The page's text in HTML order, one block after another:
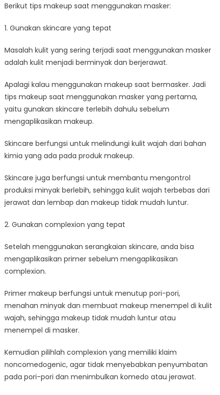
Berikut tips makeup saat menggunakan masker:
1. Gunakan skincare yang tepat
Masalah kulit yang sering terjadi saat menggunakan masker
adalah kulit menjadi berminyak dan berjerawat.
Apalagi kalau menggunakan makeup saat bermasker. Jadi
tips makeup saat menggunakan masker yang pertama,
yaitu gunakan skincare terlebih dahulu sebelum
mengaplikasikan makeup.
Skincare berfungsi untuk melindungi kulit wajah dari bahan
kimia yang ada pada produk makeup.
Skincare juga berfungsi untuk membantu mengontrol
produksi minyak berlebih, sehingga kulit wajah terbebas dari
jerawat dan lembap dan makeup tidak mudah luntur.
2. Gunakan complexion yang tepat
Setelah menggunakan serangkaian skincare, anda bisa
mengaplikasikan primer sebelum mengaplikasikan
complexion.
Primer makeup berfungsi untuk menutup pori-pori,
menahan minyak dan membuat makeup menempel di kulit
wajah, sehingga makeup tidak mudah luntur atau
menempel di masker.
Kemudian pilihlah complexion yang memiliki klaim
noncomedogenic, agar tidak menyebabkan penyumbatan
pada pori-pori dan menimbulkan komedo atau jerawat.